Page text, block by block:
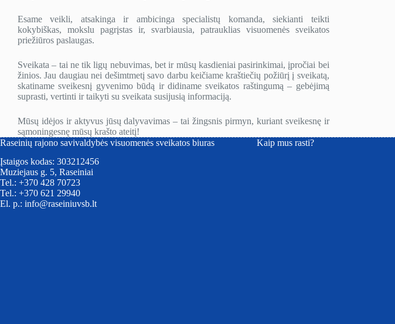
Esame veikli, atsakinga ir ambicinga specialistų komanda, siekianti teikti
kokybiškas, mokslu pagrįstas ir, svarbiausia, patrauklias visuomenės sveikatos
priežiūros paslaugas.
Sveikata – tai ne tik ligų nebuvimas, bet ir mūsų kasdieniai pasirinkimai, įpročiai bei
žinios. Jau daugiau nei dešimtmetį savo darbu keičiame kraštiečių požiūrį į sveikatą,
skatiname sveikesnį gyvenimo būdą ir didiname sveikatos raštingumą – gebėjimą
suprasti, vertinti ir taikyti su sveikata susijusią informaciją.
Mūsų idėjos ir aktyvus jūsų dalyvavimas – tai žingsnis pirmyn, kuriant sveikesnę ir
sąmoningesnę mūsų krašto ateitį!
Raseinių rajono savivaldybės visuomenės sveikatos biuras
Įstaigos kodas: 303212456
Muziejaus g. 5, Raseiniai
Tel.: +370 428 70723
Tel.: +370 621 29940
El. p.: info@raseiniuvsb.lt
Kaip mus rasti?